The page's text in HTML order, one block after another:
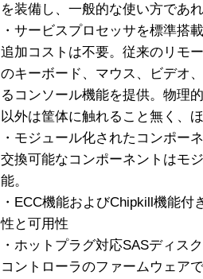
を装備し、一般的な使い方であ
・サービスプロセッサを標準搭
追加コストは不要。従来のリモ
のキーボード、マウス、ビデオ
るコンソール機能を提供。物理
以外は筐体に触れること無く、
・モジュール化されたコンポー
交換可能なコンポーネントはモ
能。
・ECC機能およびChipkill機能
性と可用性
・ホットプラグ対応SASディス
コントローラのファームウェア